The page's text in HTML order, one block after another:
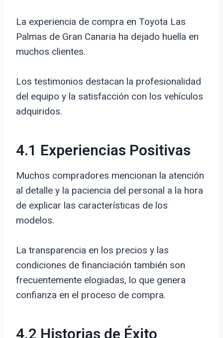
La experiencia de compra en Toyota Las
Palmas de Gran Canaria ha dejado huella en
muchos clientes.
Los testimonios destacan la profesionalidad
del equipo y la satisfacción con los vehículos
adquiridos.
4.1 Experiencias Positivas
Muchos compradores mencionan la atención
al detalle y la paciencia del personal a la hora
de explicar las características de los
modelos.
La transparencia en los precios y las
condiciones de financiación también son
frecuentemente elogiadas, lo que genera
confianza en el proceso de compra.